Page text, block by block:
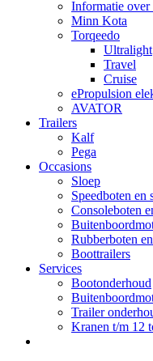
Informatie over
Minn Kota
Torqeedo
Ultralight
Travel
Cruise
ePropulsion
AVATOR
Trailers
Kalf
Pega
Occasions
Sloep
Speedboten en
Consoleboten
Rubberboten
Boottrailers
Services
Bootonderhoud
Trailer
Kranen t/m 12